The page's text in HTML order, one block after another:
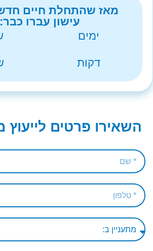
מאז שהתחלת חיים
עישון עברו כבר:
ימים
דקות
השאירו פרטים